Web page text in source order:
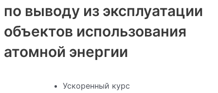
по выводу из эксплуатации
объектов использования
атомной энергии
Ускоренный курс